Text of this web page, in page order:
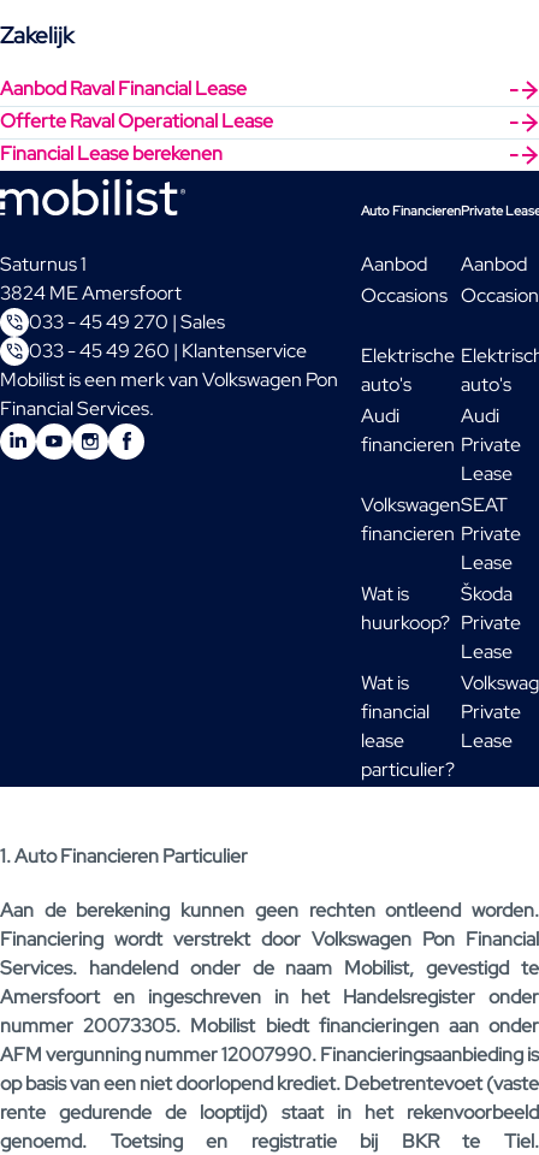
Zakelijk
Aanbod Raval Financial Lease
Offerte Raval Operational Lease
Financial Lease berekenen
Saturnus 1
3824 ME Amersfoort
033 - 45 49 270 | Sales
033 - 45 49 260 | Klantenservice
Mobilist is een merk van Volkswagen Pon
Financial Services.
Auto Financieren
Aanbod
Occasions
Elektrische
auto's
Audi
financieren
Volkswagen
financieren
Wat is
huurkoop?
Wat is
financial
lease
particulier?
Private
Aanbod
auto's
Audi
Private
Lease
SEAT
Private
Lease
Škoda
Private
Lease
Private
Lease
1. Auto Financieren Particulier
Aan de berekening kunnen geen rechten ontleend worden.
Financiering wordt verstrekt door Volkswagen Pon Financial
Services. handelend onder de naam Mobilist, gevestigd te
Amersfoort en ingeschreven in het Handelsregister onder
nummer 20073305. Mobilist biedt financieringen aan onder
AFM vergunning nummer 12007990. Financieringsaanbieding is
op basis van een niet doorlopend krediet. Debetrentevoet (vaste
rente gedurende de looptijd) staat in het rekenvoorbeeld
genoemd. Toetsing en registratie bij BKR te Tiel.